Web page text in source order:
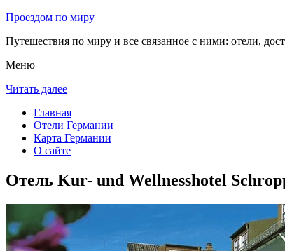
Проездом по миру
Путешествия по миру и все связанное с ними: отели,
Меню
Читать далее
Главная
Отели Германии
Карта Германии
О сайте
Отель Kur- und Wellnesshotel